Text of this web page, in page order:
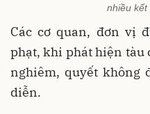
nhiều
Các cơ quan, đơn vị
phạt, khi phát hiện tàu
nghiêm, quyết không
diễn.